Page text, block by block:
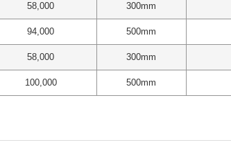
58,000 300mm
94,000 500mm
58,000 300mm
100,000 500mm